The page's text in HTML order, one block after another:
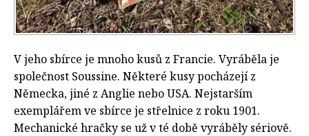
V jeho sbírce je mnoho kusů z Francie. Vyráběla je
společnost Soussine. Některé kusy pocházejí z
Německa, jiné z Anglie nebo USA. Nejstarším
exemplářem ve sbírce je střelnice z roku 1901.
Mechanické hračky se už v té době vyráběly sériově.